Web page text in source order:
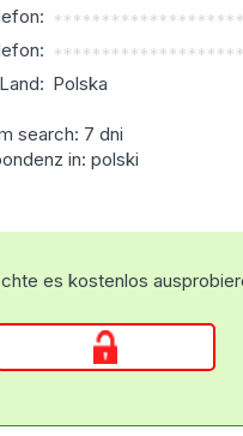
Land: Polska
search: 7 dni
in: polski
es kostenlos